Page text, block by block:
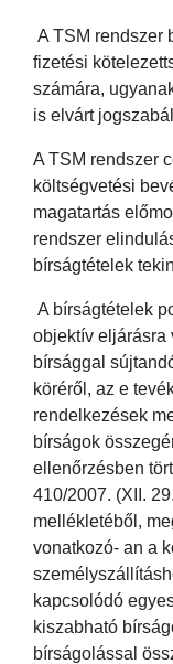
A TSM rendszer
fizetési
számára,
is elvárt
A TSM rendszer
költségvetési
magatartás
rendszer
bírságtételek
A bírságtételek
objektív eljárásra
bírsággal
köréről, az e
rendelkezések
bírságok
ellenőrzésben
410/2007. (XII.
mellékletéből,
vonatkozó- an a
kapcsolódó
kiszabható
bírságolással